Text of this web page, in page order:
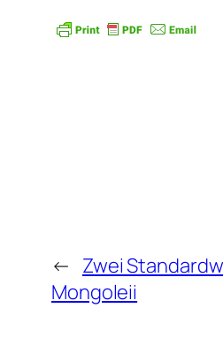
← Zwei
Mongoleii